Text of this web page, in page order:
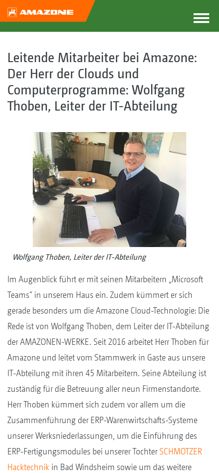
Leitende Mitarbeiter bei Amazone:
Der Herr der Clouds und
Computerprogramme: Wolfgang
Thoben, Leiter der IT-Abteilung
Wolfgang Thoben, Leiter der IT-Abteilung
Im Augenblick führt er mit seinen Mitarbeitern „Microsoft
Teams“ in unserem Haus ein. Zudem kümmert er sich
gerade besonders um die Amazone Cloud-Technologie: Die
Rede ist von Wolfgang Thoben, dem Leiter der IT-Abteilung
der AMAZONEN-WERKE. Seit 2016 arbeitet Herr Thoben für
Amazone und leitet vom Stammwerk in Gaste aus unsere
IT-Abteilung mit ihren 45 Mitarbeitern. Seine Abteilung ist
zuständig für die Betreuung aller neun Firmenstandorte.
Herr Thoben kümmert sich zudem vor allem um die
Zusammenführung der ERP-Warenwirtschafts-Systeme
unserer Werksniederlassungen, um die Einführung des
ERP-Fertigungsmodules bei unserer TochterSCHMOTZER
Hacktechnik in Bad Windsheim sowie um das weitere